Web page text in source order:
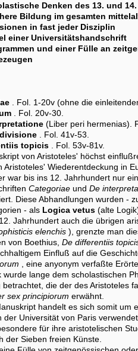
Denken des 13. und
Bildung im gesamten
in fast jeder Disziplin
einer Universitätshandschrift
und einer Fülle an
. Fol. 1-20v (ohne die
. Fol. 20v-30.
(Liber peri hermenias).
. Fol. 41v-53.
topicis. Fol. 53v-81v.
von Aristoteles' höchst
Aristoteles' Wiederentdeckung in
war bis ins 12. Jahrhundert nur
Categoriaeund De
Diese Abhandlungen wurden -
- als Logica vetus(alte
Jahrhundert auch die übrigen
elenchis), grenzte man
von Boethius, De differentiis
Einfluß auf die
, eine anyonym verfaßte
lange dem scholastischen
die der des Aristoteles
sex principiorum erwähnt.
handelt es sich somit um
der Universität von Paris
für ihre aristotelischen
der Sieben freien Künste.